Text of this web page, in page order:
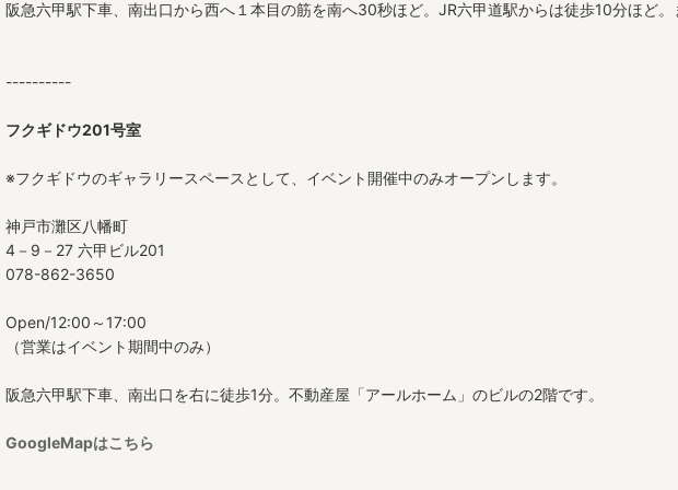
阪急六甲駅下車、南出口から西へ１本目の筋を南へ30秒ほど。JR六甲道駅からは徒歩10分ほど
----------
フクギドウ201号室
※フクギドウのギャラリースペースとして、イベント開催中のみオープンします。
神戸市灘区八幡町
4－9－27 六甲ビル201
078-862-3650
Open/12:00～17:00
（営業はイベント期間中のみ）
阪急六甲駅下車、南出口を右に徒歩1分。不動産屋「アールホーム」のビルの2階です。
GoogleMapはこちら